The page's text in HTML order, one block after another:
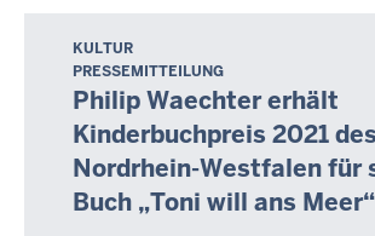
Suche
ergab
Treffer.
M
i
t
t
w
o
KULTUR
PRESSEMITTEILUNG
Philip Waechter erhält
Kinderbuchpreis 2021
Nordrhein-Westfalen für
Buch „Toni will ans Meer“